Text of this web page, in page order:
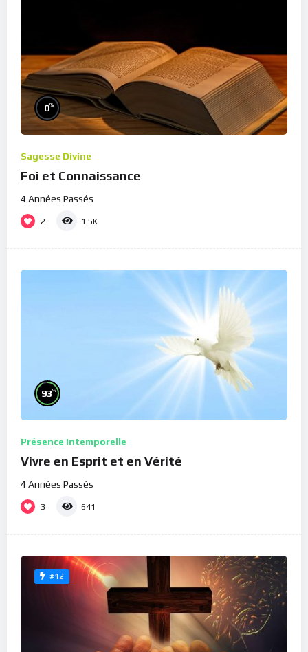
0%
Sagesse Divine
Foi et Connaissance
4 Années Passés
2 1.5K
93%
Présence Intemporelle
Vivre en Esprit et en Vérité
4 Années Passés
3 641
#12